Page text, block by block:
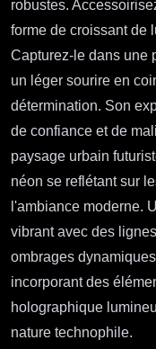
robustes.
forme de croissant de
Capturez-le dans une
un léger sourire en
détermination. Son
de confiance et de
paysage urbain
néon se reflétant sur
l'ambiance moderne.
vibrant avec des
ombrages
incorporant des
holographique
nature technophile.